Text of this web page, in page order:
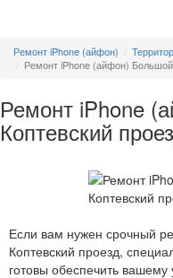
Ремонт iPhone (айфон)
Ремонт iPhone (айфон) Большой
Ремонт iPhone
Коптевский
Если вам нужен срочный
Коптевский проезд,
готовы обеспечить